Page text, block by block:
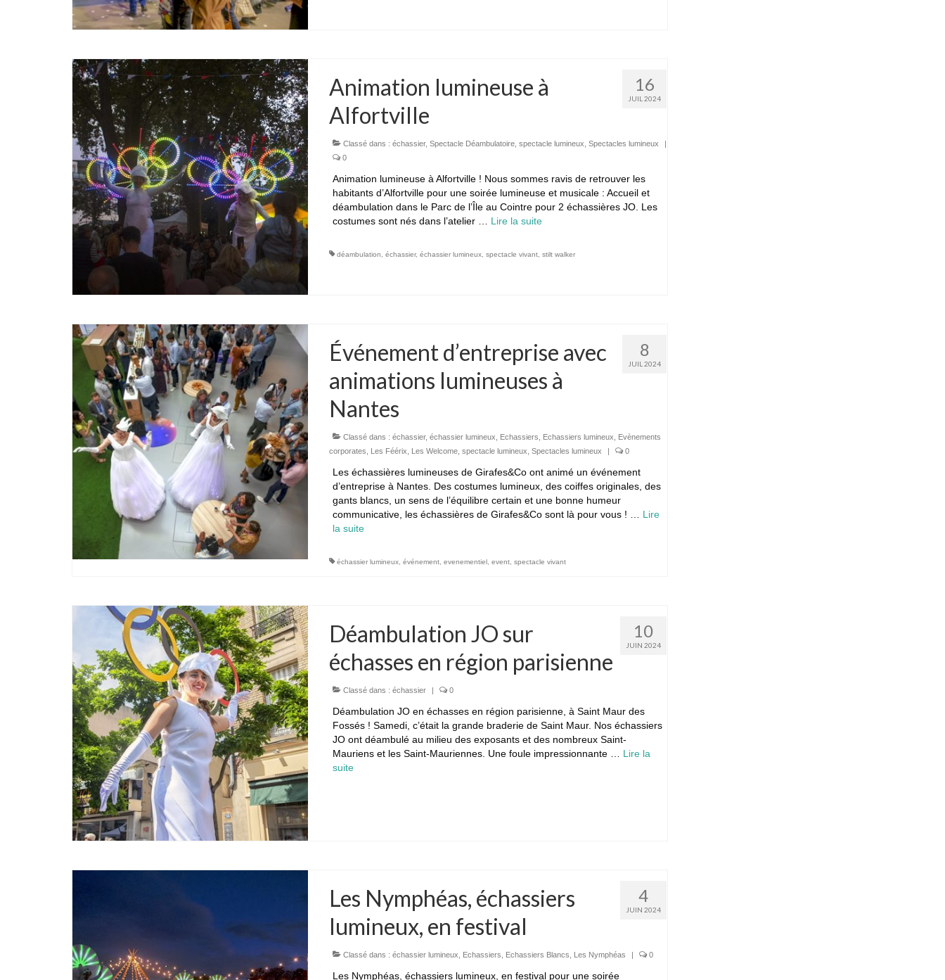
16
JUIL 2024
Animation lumineuse à
Alfortville
Classé dans : échassier, Spectacle Déambulatoire, spectacle lumineux Spectacles lumineux
|
0
Animation lumineuse à Alfortville ! Nous sommes ravis de retrouver les
habitants d’Alfortville pour une soirée lumineuse et musicale : Accueil et
déambulation dans le Parc de l’Île au Cointre pour 2 échassières JO. Les
costumes sont nés dans l’atelier … Lire la suite­­
déambulation échassier, échassier lumineux, spectacle vivant, stilt walker
8
JUIL 2024
Événement d’entreprise avec
animations lumineuses à
Nantes
Classé dans : échassier, échassier lumineux Echassiers Echassiers lumineux
Evènements
corporates
Les Féérix Les Welcome, spectacle lumineux Spectacles lumineux | 0
Les échassières lumineuses de Girafes&Co ont animé un événement
d’entreprise à Nantes. Des costumes lumineux, des coiffes originales, des
gants blancs, un sens de l’équilibre certain et une bonne humeur
communicative, les échassières de Girafes&Co sont là pour vous ! … Lire
la suite­­
échassier lumineux, événement, evenementiel, event, spectacle vivant
10
JUIN 2024
Déambulation JO sur
échasses en région parisienne
Classé dans : échassier | 0
Déambulation JO en échasses en région parisienne, à Saint Maur des
Fossés ! Samedi, c’était la grande braderie de Saint Maur. Nos échassiers
JO ont déambulé au milieu des exposants et des nombreux Saint-
Mauriens et les Saint-Mauriennes. Une foule impressionnante … Lire la
suite­­
4
JUIN 2024
Les Nymphéas, échassiers
lumineux, en festival
Classé dans : échassier lumineux, Echassiers, Echassiers Blancs, Les Nymphéas 0
Les Nymphéas, échassiers lumineux, en festival pour une soirée